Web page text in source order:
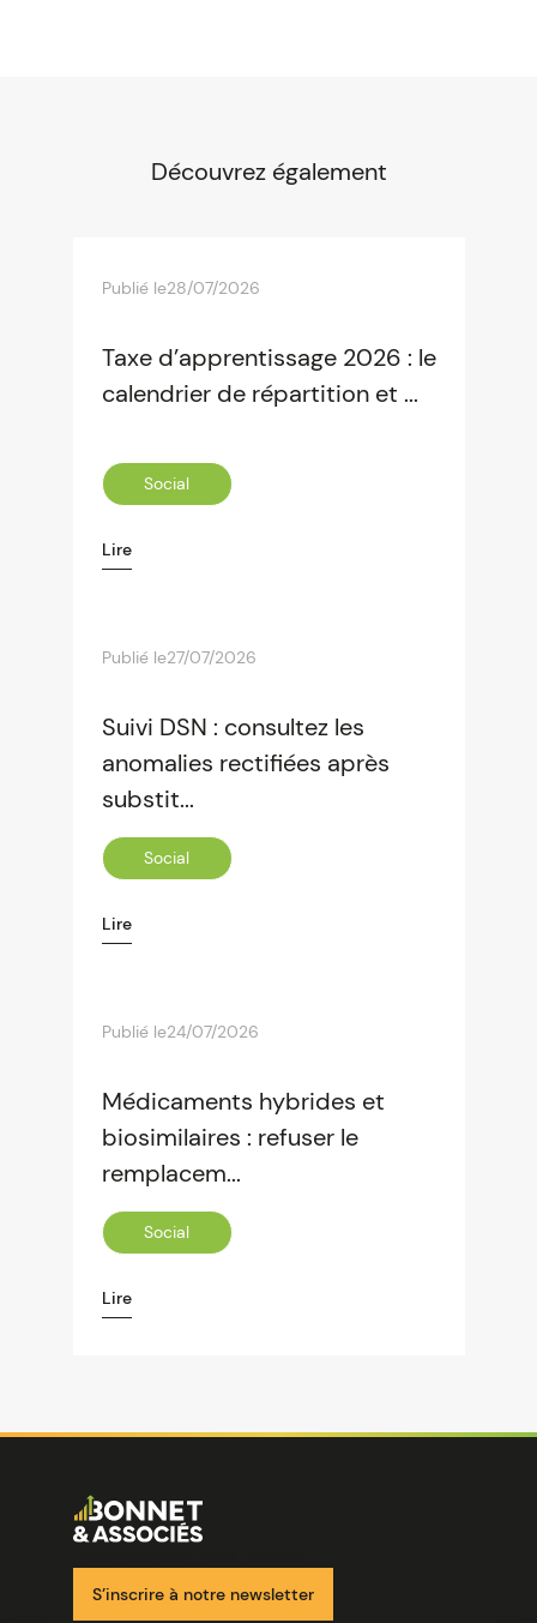
Découvrez également
Publié le28/07/2026
Taxe d’apprentissage 2026 : le
calendrier de répartition et ...
Social
Lire
Publié le27/07/2026
Suivi DSN : consultez les
anomalies rectifiées après
substit...
Social
Lire
Publié le24/07/2026
Médicaments hybrides et
biosimilaires : refuser le
remplacem...
Social
Lire
Image
S’inscrire à notre newsletter